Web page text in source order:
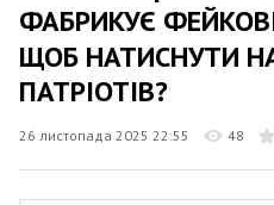
ФАБРИКУЄ
ЩОБ НАТИСНУТИ
ПАТРІОТІВ?
26 листопада 2025 22:55 48